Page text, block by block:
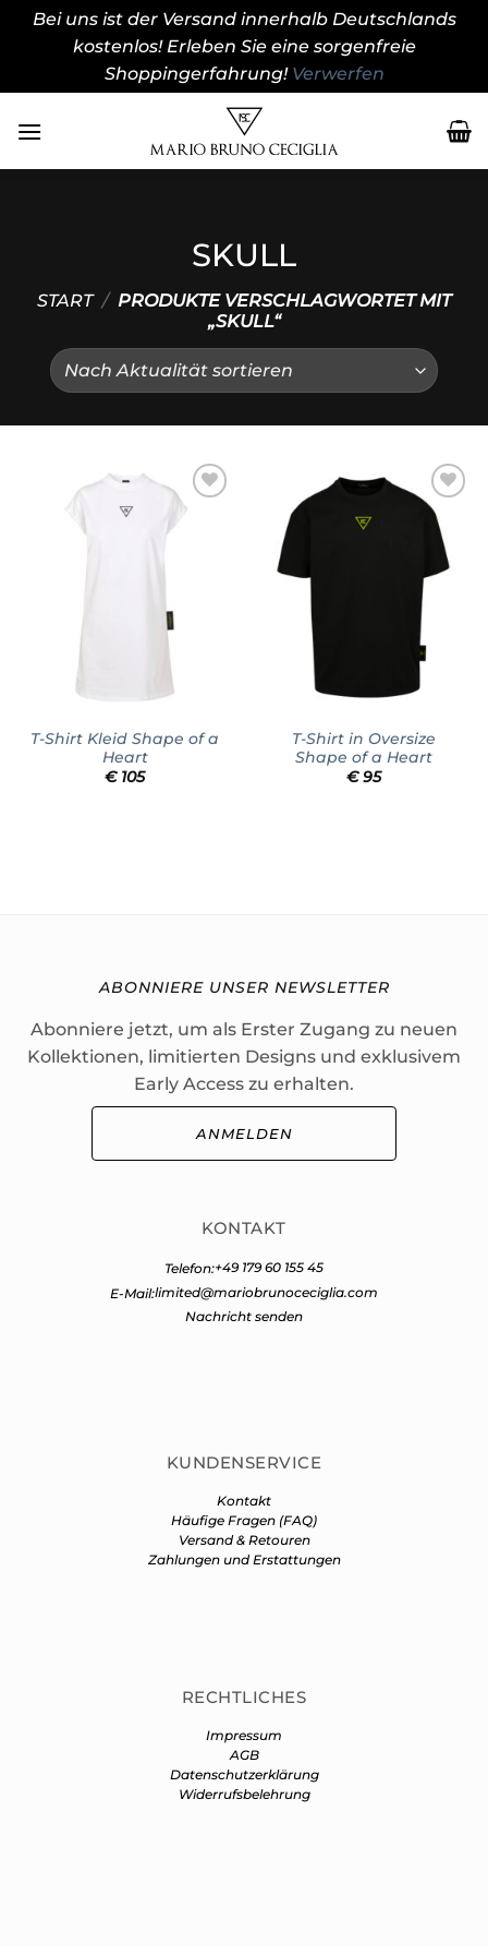
Bei uns ist der Versand innerhalb Deutschlands
kostenlos! Erleben Sie eine sorgenfreie
Shoppingerfahrung! Verwerfen
Inhalt
SKULL
START / PRODUKTE VERSCHLAGWORTET MIT
„SKULL“
Add to
wishlist
T-Shirt Kleid Shape of a
Heart
€105
Add to
wishlist
T-Shirt in Oversize
Shape of a Heart
€95
ABONNIERE UNSER NEWSLETTER
Abonniere jetzt, um als Erster Zugang zu neuen
Kollektionen, limitierten Designs und exklusivem
Early Access zu erhalten.
ANMELDEN
KONTAKT
Telefon:+49 179 60 155 45
E-Mail:limited@mariobrunoceciglia.com
Nachricht senden
KUNDENSERVICE
Kontakt
Häufige Fragen (FAQ)
Versand & Retouren
Zahlungen und Erstattungen
RECHTLICHES
Impressum
AGB
Datenschutzerklärung
Widerrufsbelehrung